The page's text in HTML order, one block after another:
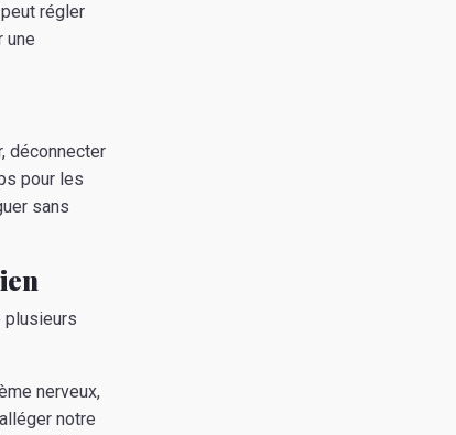
régler
une
déconnecter
pour les
sans
plusieurs
nerveux,
notre